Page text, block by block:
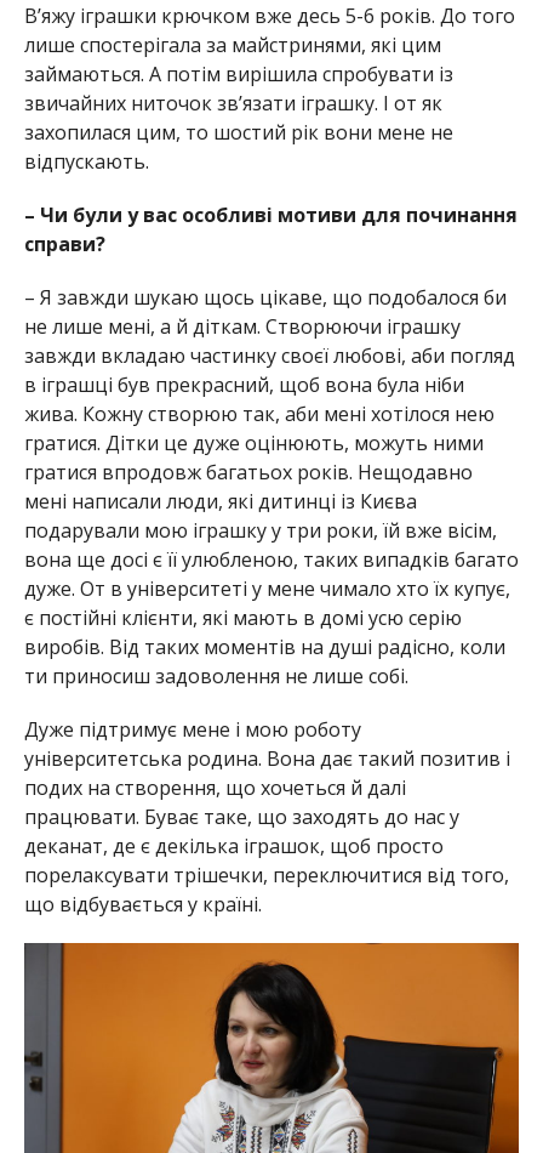
В’яжу іграшки крючком вже десь 5-6 років. До того
лише спостерігала за майстринями, які цим
займаються. А потім вирішила спробувати із
звичайних ниточок зв’язати іграшку. І от як
захопилася цим, то шостий рік вони мене не
відпускають.
– Чи були у вас особливі мотиви для починання
справи?
– Я завжди шукаю щось цікаве, що подобалося би
не лише мені, а й діткам. Створюючи іграшку
завжди вкладаю частинку своєї любові, аби погляд
в іграшці був прекрасний, щоб вона була ніби
жива. Кожну створюю так, аби мені хотілося нею
гратися. Дітки це дуже оцінюють, можуть ними
гратися впродовж багатьох років. Нещодавно
мені написали люди, які дитинці із Києва
подарували мою іграшку у три роки, їй вже вісім,
вона ще досі є її улюбленою, таких випадків багато
дуже. От в університеті у мене чимало хто їх купує,
є постійні клієнти, які мають в домі усю серію
виробів. Від таких моментів на душі радісно, коли
ти приносиш задоволення не лише собі.
Дуже підтримує мене і мою роботу
університетська родина. Вона дає такий позитив і
подих на створення, що хочеться й далі
працювати. Буває таке, що заходять до нас у
деканат, де є декілька іграшок, щоб просто
порелаксувати трішечки, переключитися від того,
що відбувається у країні.